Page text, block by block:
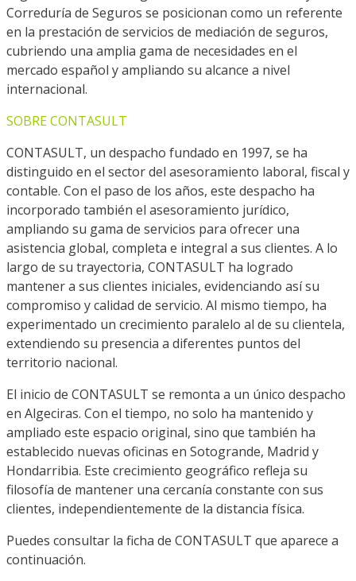
Correduría de Seguros se posicionan como un referente
en la prestación de servicios de mediación de seguros,
cubriendo una amplia gama de necesidades en el
mercado español y ampliando su alcance a nivel
internacional.
SOBRE CONTASULT
CONTASULT, un despacho fundado en 1997, se ha
distinguido en el sector del asesoramiento laboral, fiscal y
contable. Con el paso de los años, este despacho ha
incorporado también el asesoramiento jurídico,
ampliando su gama de servicios para ofrecer una
asistencia global, completa e integral a sus clientes. A lo
largo de su trayectoria, CONTASULT ha logrado
mantener a sus clientes iniciales, evidenciando así su
compromiso y calidad de servicio. Al mismo tiempo, ha
experimentado un crecimiento paralelo al de su clientela,
extendiendo su presencia a diferentes puntos del
territorio nacional.
El inicio de CONTASULT se remonta a un único despacho
en Algeciras. Con el tiempo, no solo ha mantenido y
ampliado este espacio original, sino que también ha
establecido nuevas oficinas en Sotogrande, Madrid y
Hondarribia. Este crecimiento geográfico refleja su
filosofía de mantener una cercanía constante con sus
clientes, independientemente de la distancia física.
Puedes consultar la ficha de CONTASULT que aparece a
continuación.